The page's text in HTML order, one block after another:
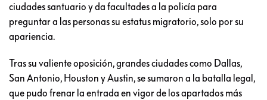
ciudades santuario y da facultades a la policía para
preguntar a las personas su estatus migratorio, solo por su
apariencia.
Tras su valiente oposición, grandes ciudades como Dallas,
San Antonio, Houston y Austin, se sumaron a la batalla legal,
que pudo frenar la entrada en vigor de los apartados más